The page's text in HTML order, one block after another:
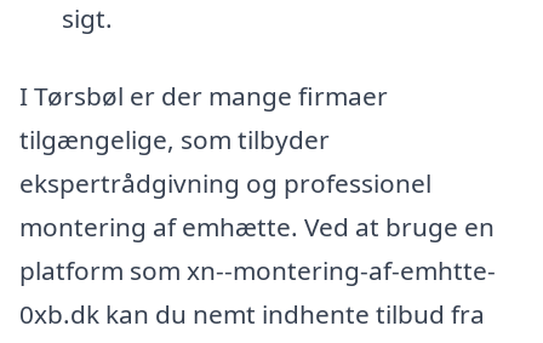
sigt.
I Tørsbøl er der mange firmaer
tilgængelige, som tilbyder
ekspertrådgivning og professionel
montering af emhætte. Ved at bruge en
platform som xn--montering-af-emhtte-
0xb.dk kan du nemt indhente tilbud fra